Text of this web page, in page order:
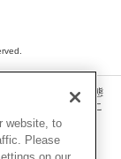
音声等を、手段や形態
ファイル化などするこ
あります。
website, to
Please